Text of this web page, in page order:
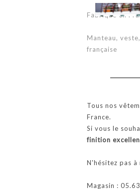
Fabriqué en
Manteau,
française
Tous nos
France.
Si vous le
finition
N'hésitez pas
Magasin :